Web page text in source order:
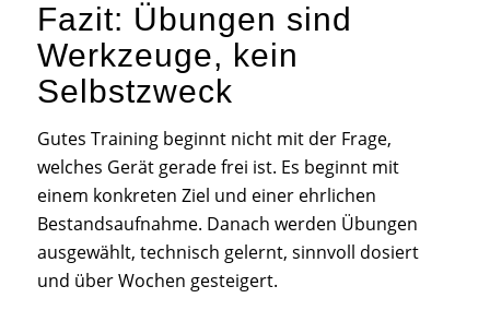
Fazit: Übungen sind
Werkzeuge, kein
Selbstzweck
Gutes Training beginnt nicht mit der Frage,
welches Gerät gerade frei ist. Es beginnt mit
einem konkreten Ziel und einer ehrlichen
Bestandsaufnahme. Danach werden Übungen
ausgewählt, technisch gelernt, sinnvoll dosiert
und über Wochen gesteigert.